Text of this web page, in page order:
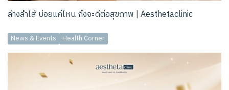
ล้างลำไส้ บ่อยแค่ไหน ถึงจะดีต่อสุขภาพ | Aesthetaclinic
News & Events Health Corner